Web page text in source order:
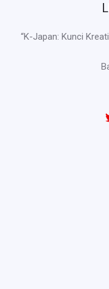
“K-Japan: Kunci